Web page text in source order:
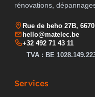
rénovations,
Rue de beho 27B,
hello@matelec.be
+32 492 71 43 11
TVA : BE
Services